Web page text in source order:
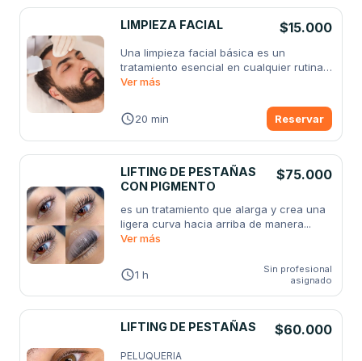
LIMPIEZA FACIAL $15.000
Una limpieza facial básica es un
tratamiento esencial en cualquier rutina
de...
Ver más
20 min Reservar
LIFTING DE PESTAÑAS
CON PIGMENTO
$75.000
es un tratamiento que alarga y crea una
ligera curva hacia arriba de manera...
Ver más
1 h
Sin profesional
asignado
LIFTING DE PESTAÑAS $60.000
PELUQUERIA